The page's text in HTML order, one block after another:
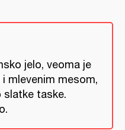
jelo, veoma je
mlevenim mesom,
slatke taske.